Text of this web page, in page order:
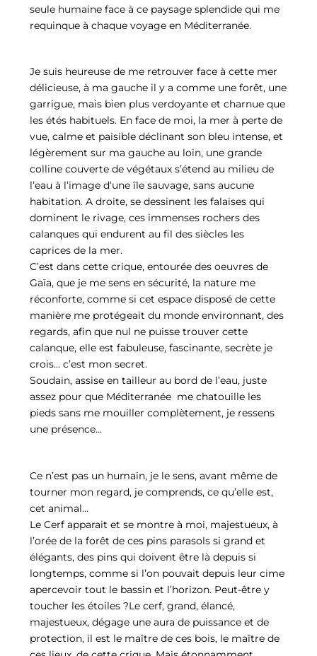
seule humaine face à ce paysage splendide qui me
requinque à chaque voyage en Méditerranée.
Je suis heureuse de me retrouver face à cette mer
délicieuse, à ma gauche il y a comme une forêt, une
garrigue, mais bien plus verdoyante et charnue que
les étés habituels. En face de moi, la mer à perte de
vue, calme et paisible déclinant son bleu intense, et
légèrement sur ma gauche au loin, une grande
colline couverte de végétaux s’étend au milieu de
l’eau à l’image d’une île sauvage, sans aucune
habitation. A droite, se dessinent les falaises qui
dominent le rivage, ces immenses rochers des
calanques qui endurent au fil des siècles les
caprices de la mer.
C’est dans cette crique, entourée des oeuvres de
Gaïa, que je me sens en sécurité, la nature me
réconforte, comme si cet espace disposé de cette
manière me protégeait du monde environnant, des
regards, afin que nul ne puisse trouver cette
calanque, elle est fabuleuse, fascinante, secrète je
crois… c’est mon secret.
Soudain, assise en tailleur au bord de l’eau, juste
assez pour que Méditerranée me chatouille les
pieds sans me mouiller complètement, je ressens
une présence…
Ce n’est pas un humain, je le sens, avant même de
tourner mon regard, je comprends, ce qu’elle est,
cet animal…
Le Cerf apparait et se montre à moi, majestueux, à
l’orée de la forêt de ces pins parasols si grand et
élégants, des pins qui doivent être là depuis si
longtemps, comme si l’on pouvait depuis leur cime
apercevoir tout le bassin et l’horizon. Peut-être y
toucher les étoiles ?Le cerf, grand, élancé,
majestueux, dégage une aura de puissance et de
protection, il est le maître de ces bois, le maître de